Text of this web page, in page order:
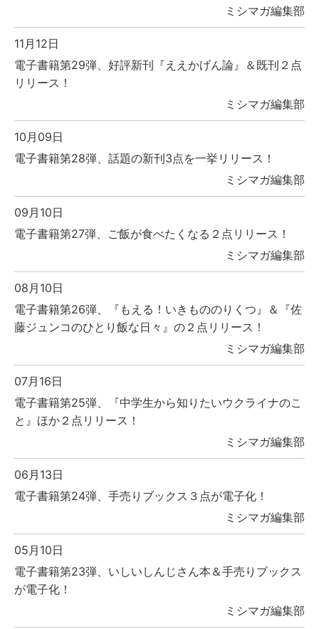
ミシマガ編集部
11月12日
電子書籍第29弾、好評新刊『ええかげん論』＆既刊２点
リリース！
ミシマガ編集部
10月09日
電子書籍第28弾、話題の新刊3点を一挙リリース！
ミシマガ編集部
09月10日
電子書籍第27弾、ご飯が食べたくなる２点リリース！
ミシマガ編集部
08月10日
電子書籍第26弾、『もえる！いきもののりくつ』＆『佐
藤ジュンコのひとり飯な日々』の２点リリース！
ミシマガ編集部
07月16日
電子書籍第25弾、『中学生から知りたいウクライナのこ
と』ほか２点リリース！
ミシマガ編集部
06月13日
電子書籍第24弾、手売りブックス３点が電子化！
ミシマガ編集部
05月10日
電子書籍第23弾、いしいしんじさん本＆手売りブックス
が電子化！
ミシマガ編集部